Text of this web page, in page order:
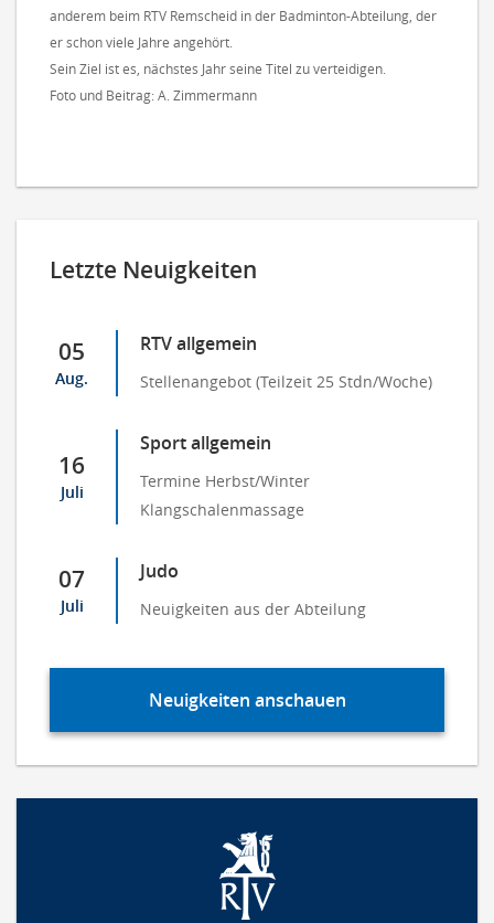
anderem beim RTV Remscheid in der Badminton-Abteilung, der
er schon viele Jahre angehört.
Sein Ziel ist es, nächstes Jahr seine Titel zu verteidigen.
Foto und Beitrag: A. Zimmermann
Letzte Neuigkeiten
05
Aug.
RTV allgemein
Stellenangebot (Teilzeit 25 Stdn/Woche)
16
Juli
Sport allgemein
Termine Herbst/Winter
Klangschalenmassage
07
Juli
Judo
Neuigkeiten aus der Abteilung
Neuigkeiten anschauen